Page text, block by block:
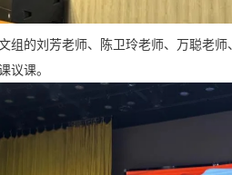
的刘芳老师、陈卫玲老师、万聪老师
议课。